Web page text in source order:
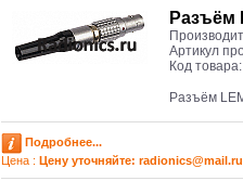
Разъём
Артикул
Код
Разъём
Подробнее...
Цена : Цену уточняйте: radioniсs@mail.ru